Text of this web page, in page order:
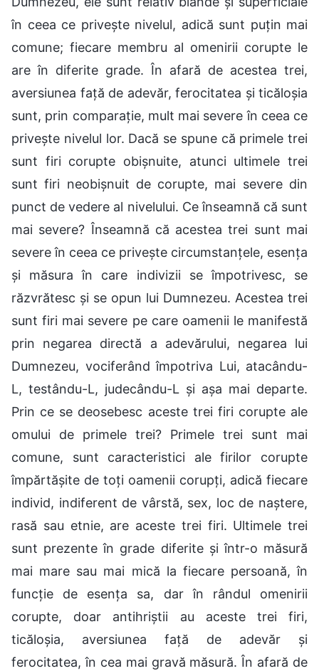
în ceea ce privește nivelul, adică sunt puțin mai
comune; fiecare membru al omenirii corupte le
are în diferite grade. În afară de acestea trei,
aversiunea față de adevăr, ferocitatea și ticăloșia
sunt, prin comparație, mult mai severe în ceea ce
privește nivelul lor. Dacă se spune că primele trei
sunt firi corupte obișnuite, atunci ultimele trei
sunt firi neobișnuit de corupte, mai severe din
punct de vedere al nivelului. Ce înseamnă că sunt
mai severe? Înseamnă că acestea trei sunt mai
severe în ceea ce privește circumstanțele, esența
și măsura în care indivizii se împotrivesc, se
răzvrătesc și se opun lui Dumnezeu. Acestea trei
sunt firi mai severe pe care oamenii le manifestă
prin negarea directă a adevărului, negarea lui
Dumnezeu, vociferând împotriva Lui, atacându-
L, testându-L, judecându-L și așa mai departe.
Prin ce se deosebesc aceste trei firi corupte ale
omului de primele trei? Primele trei sunt mai
comune, sunt caracteristici ale firilor corupte
împărtășite de toți oamenii corupți, adică fiecare
individ, indiferent de vârstă, sex, loc de naștere,
rasă sau etnie, are aceste trei firi. Ultimele trei
sunt prezente în grade diferite și într-o măsură
mai mare sau mai mică la fiecare persoană, în
funcție de esența sa, dar în rândul omenirii
corupte, doar antihriștii au aceste trei firi,
ticăloșia, aversiunea față de adevăr și
ferocitatea, în cea mai gravă măsură. În afară de